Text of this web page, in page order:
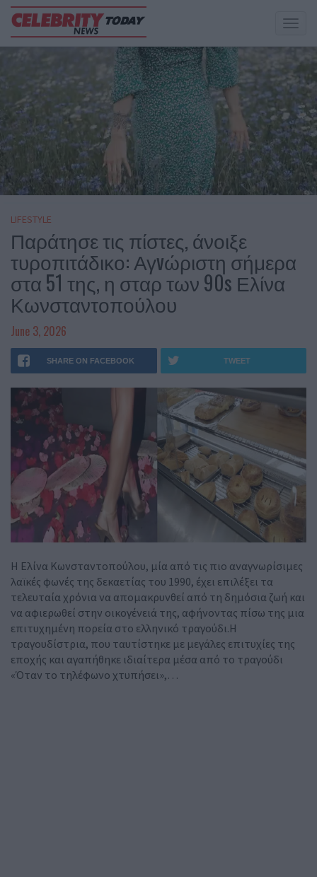
LIFESTYLE
Παράτησε τις πίστες, άνοιξε
τυροπιτάδικο: Αγvώριστη σήμερα
στα 51 της, η σταρ των 90s Ελίνα
Κωνσταντοπούλου
June 3, 2026
SHARE ON FACEBOOK TWEET
Η Ελίνα Κωνσταντοπούλου, μία από τις πιο αναγνωρίσιμες
λαϊκές φωνές της δεκαετίας του 1990, έχει επιλέξει τα
τελευταία χρόνια να απομακρυνθεί από τη δημόσια ζωή και
να αφιερωθεί στην οικογένειά της, αφήνοντας πίσω της μια
επιτυχημένη πορεία στο ελληνικό τραγούδι.Η
τραγουδίστρια, που ταυτίστηκε με μεγάλες επιτυχίες της
εποχής και αγαπήθηκε ιδιαίτερα μέσα από το τραγούδι
«Όταν το τηλέφωνο χτυπήσει»,…